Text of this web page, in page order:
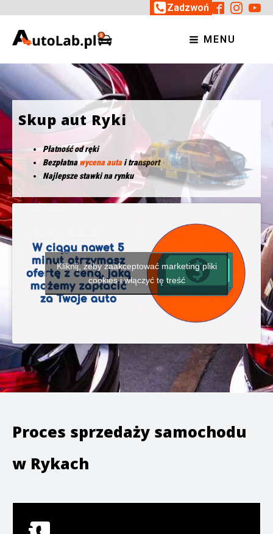
Zadzwoń
MENU
Skup aut Ryki
Płatność od ręki
Bezpłatnawycena autai transport
Najlepsze stawki na rynku
Kliknij, żeby zaakceptować marketing pliki
cookies i włączyć tę treść
Proces sprzedaży samochodu
w Rykach